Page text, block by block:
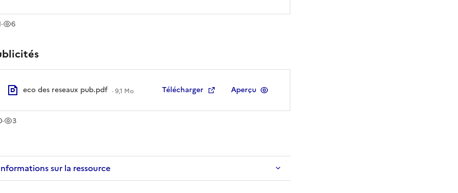
· 6
vues
eco des reseaux pub.pdf ·9,1 Mo Télécharger Aperçu
· 3
vues
sur la ressource